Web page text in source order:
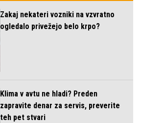
Zakaj nekateri vozniki na vzvratno
ogledalo privežejo belo krpo?
Klima v avtu ne hladi? Preden
zapravite denar za servis, preverite
teh pet stvari